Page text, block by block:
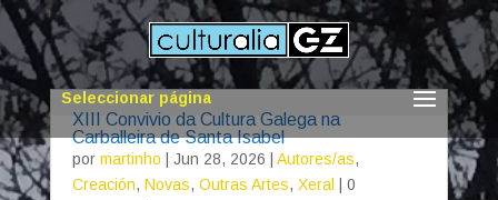
Seleccionar página
XIII Convivio da Cultura Galega na
Carballeira de Santa Isabel
por martinho Jun 28, 2026 Autores/as,
Creación, Novas, Outras Artes, Xeral
| 0